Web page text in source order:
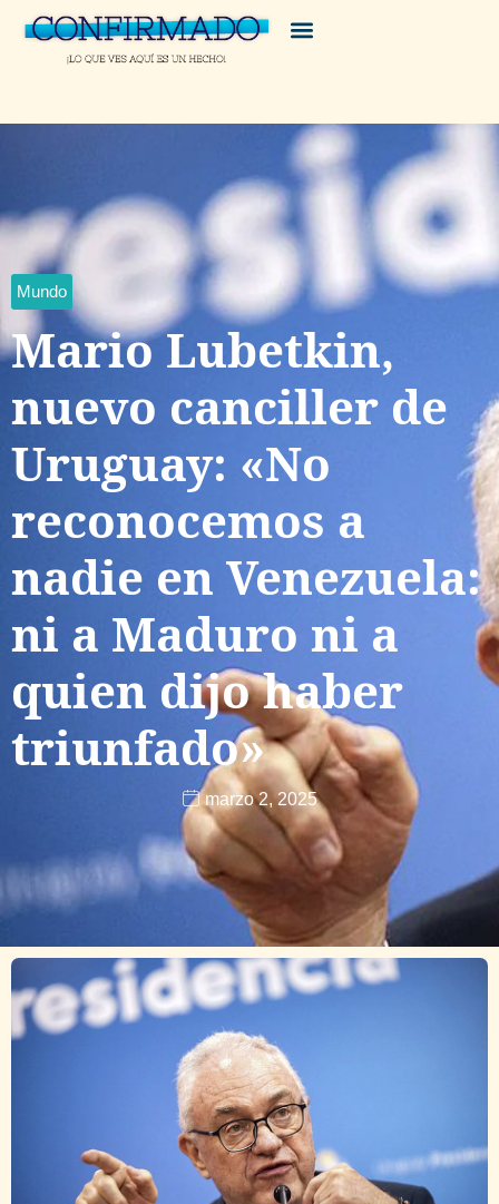
Mundo
Mario Lubetkin,
nuevo canciller de
Uruguay: «No
reconocemos a
nadie en Venezuela:
ni a Maduro ni a
quien dijo haber
triunfado»
marzo 2, 2025